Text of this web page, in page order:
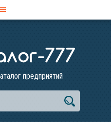
предприятий